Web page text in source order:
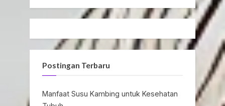
Postingan Terbaru
Manfaat Susu Kambing untuk Kesehatan